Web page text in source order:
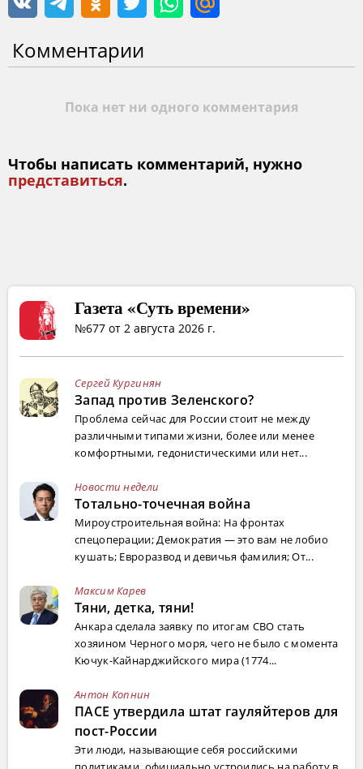
Комментарии
Пока нет ни одного комментария
Чтобы написать комментарий, нужно
представиться.
Газета «Суть времени»
№677 от 2 августа 2026 г.
Сергей Кургинян
Запад против Зеленского?
Проблема сейчас для России стоит не между
различными типами жизни, более или менее
комфортными, гедонистическими или нет...
Новости недели
Тотально-точечная война
Мироустроительная война: На фронтах
спецоперации; Демократия — это вам не лобио
кушать; Евроразвод и девичья фамилия; От...
Максим Карев
Тяни, детка, тяни!
Анкара сделала заявку по итогам СВО стать
хозяином Черного моря, чего не было с момента
Кючук-Кайнарджийского мира (1774...
Антон Копнин
ПАСЕ утвердила штат гауляйтеров для
пост-России
Эти люди, называющие себя российскими